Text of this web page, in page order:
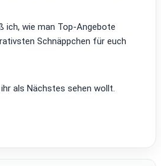
ich, wie man Top-Angebote
Schnäppchen für euch
als Nächstes sehen wollt.